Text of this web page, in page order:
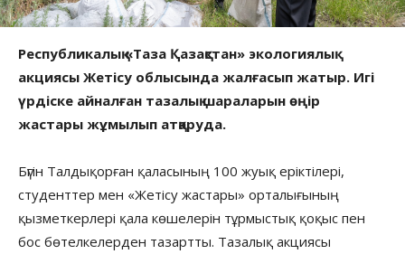
Республикалық «Таза Қазақстан» экологиялық
акциясы Жетісу облысында жалғасып жатыр. Игі
үрдіске айналған тазалық шараларын өңір
жастары жұмылып атқаруда.
Бүгін Талдықорған қаласының 100 жуық еріктілері,
студенттер мен «Жетісу жастары» орталығының
қызметкерлері қала көшелерін тұрмыстық қоқыс пен
бос бөтелкелерден тазартты. Тазалық акциясы